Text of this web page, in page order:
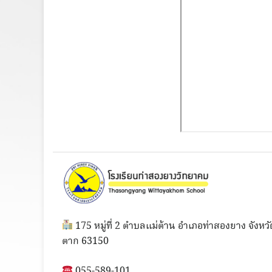
175 หมู่ที่ 2 ตำบลแม่ต้าน อำเภอท่าสองยาง จังห
ตาก 63150